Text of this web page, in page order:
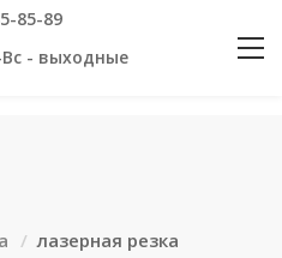
85-89
- выходные
лазерная резка